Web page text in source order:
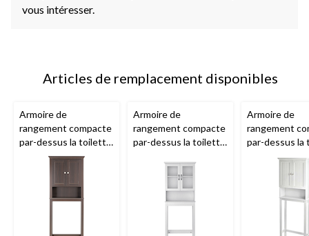
vous intéresser.
Articles de remplacement disponibles
Armoire de
rangement compacte
par-dessus la toilette
à 2 portesFor Living
Lakeville, espresso
Armoire de
rangement compacte
par-dessus la toilette
Beacon Hill, blanc
Armoire de
rangement
par-dessus
à 2 portes